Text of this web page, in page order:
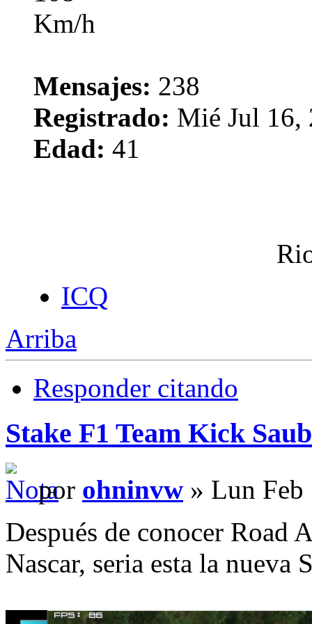
Mensajes: 238
Registrado: Mié Jul 16,
Edad: 41
ICQ
Arriba
Responder citando
Stake F1 Team Kick
por ohninvw » Lun Feb
Después de conocer Road
Nascar, seria esta la nueva